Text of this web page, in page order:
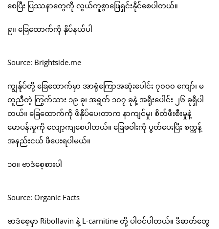
စေပြီး ပြဿနာတွေကို လွယ်ကူစွာဖြေရှင်းနိုင်စေပါတယ်။
၉။ ခြေထောက်ကို နှိပ်နယ်ပါ
Source: Brightside.me
ကျွန်ုပ်တို့ ခြေထောက်မှာ အာရုံကြောအဆုံးပေါင်း ၇၀၀၀ ကျော်၊ မ
တူညီတဲ့ ကြွက်သား ၁၉ ခု၊ အရွတ် ၁၀၇ ခုနဲ့ အရိုးပေါင်း ၂၆ ခုရှိပါ
တယ်။ ခြေထောက်ကို ဖိနှိပ်ပေးတာက နာကျင်မှု၊ စိတ်ဖီးစီးမှုနဲ့
မောပန်းမှုကို လျော့ကျစေပါတယ်။ ခြေဖဝါးကို ပွတ်ပေးပြီး စက္ကန့်
အနည်းငယ် ဖိပေးရပါမယ်။
၁၀။ ဗာဒံစေ့စားပါ
Source: Organic Facts
ဗာဒံစေ့မှာ Riboflavin နဲ့ L-carnitine တို့ ပါဝင်ပါတယ်။ ဒီဓာတ်တွေ